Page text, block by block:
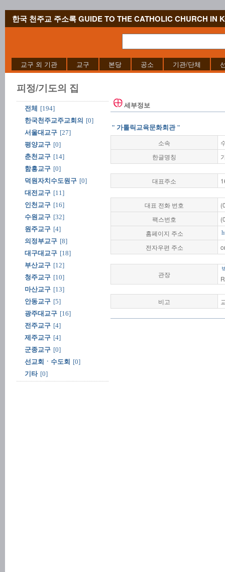
한국 천주교 주소록 GUIDE TO THE CATHOLIC CHURCH IN
교구 외 기관 교구 본당 공소 기관/단체
피정/기도의 집
전체
[194]
한국천주교주교회의 [0]
서울대교구 [27]
평양교구 [0]
춘천교구 [14]
함흥교구 [0]
덕원자치수도원구 [0]
대전교구 [11]
인천교구 [16]
수원교구 [32]
원주교구 [4]
의정부교구 [8]
대구대교구 [18]
부산교구 [12]
청주교구 [10]
마산교구 [13]
안동교구 [5]
광주대교구 [16]
전주교구 [4]
제주교구 [4]
군종교구 [0]
선교회ㆍ수도회 [0]
기타 [0]
세부정보
" 가톨릭교육문화회관 "
소속
한글명칭
대표주소
대표 전화 번호
팩스번호
홈페이지 주소
전자우편 주소
관장
비고